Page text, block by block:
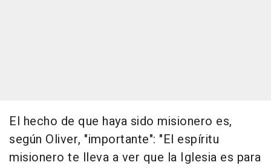
El hecho de que haya sido misionero es,
según Oliver, "importante": "El espíritu
misionero te lleva a ver que la Iglesia es para